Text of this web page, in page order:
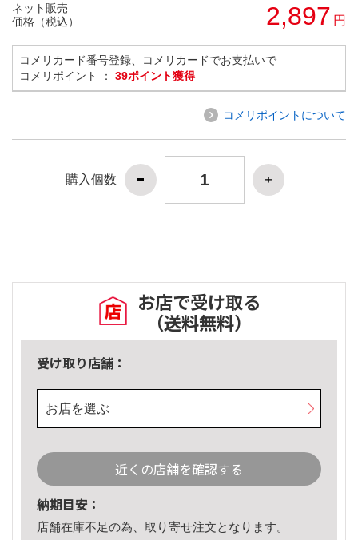
ネット販売
価格（税込）
2,897 円
コメリカード番号登録、コメリカードでお支払いで
コメリポイント ： 39ポイント獲得
コメリポイントについて
購入個数
お店で受け取る
（送料無料）
受け取り店舗：
お店を選ぶ
近くの店舗を確認する
納期目安：
店舗在庫不足の為、取り寄せ注文となります。